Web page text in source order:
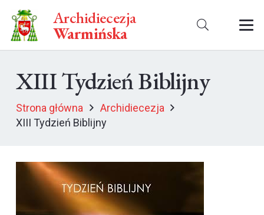
Archidiecezja
Warmińska
XIII Tydzień Biblijny
Strona główna
Archidiecezja
XIII Tydzień Biblijny